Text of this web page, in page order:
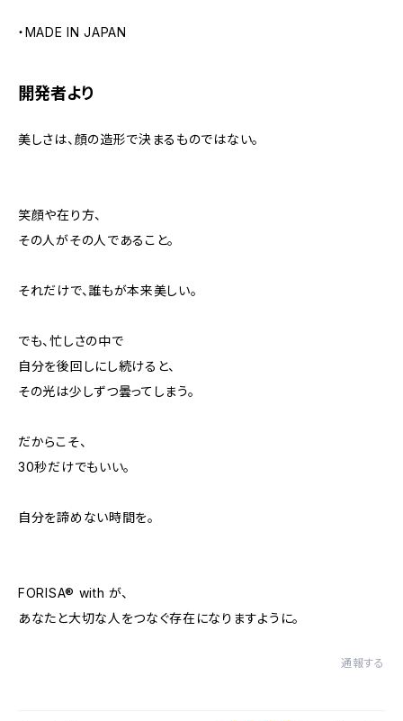
・MADE IN JAPAN
開発者より
美しさは、顔の造形で決まるものではない。
笑顔や在り方、
その人がその人であること。
それだけで、誰もが本来美しい。
でも、忙しさの中で
自分を後回しにし続けると、
その光は少しずつ曇ってしまう。
だからこそ、
30秒だけでもいい。
自分を諦めない時間を。
FORISA®︎ with が、
あなたと大切な人をつなぐ存在になりますように。
通報する